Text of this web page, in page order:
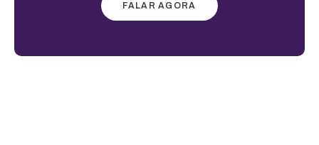
FALAR AGORA